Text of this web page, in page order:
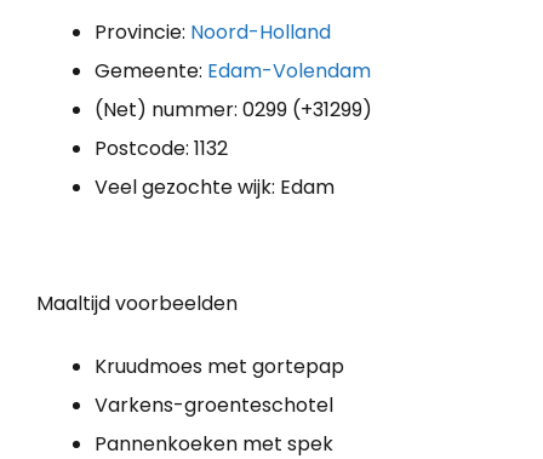
Provincie: Noord-Holland
Gemeente: Edam-Volendam
(Net) nummer: 0299 (+31299)
Postcode: 1132
Veel gezochte wijk: Edam
Maaltijd voorbeelden
Kruudmoes met gortepap
Varkens-groenteschotel
Pannenkoeken met spek